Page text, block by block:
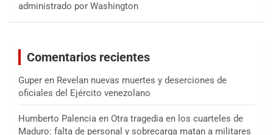
administrado por Washington
Comentarios recientes
Guper en Revelan nuevas muertes y deserciones de
oficiales del Ejército venezolano
Humberto Palencia en Otra tragedia en los cuarteles de
Maduro: falta de personal y sobrecarga matan a militares